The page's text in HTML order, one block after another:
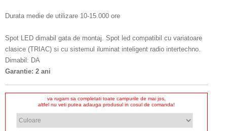
Durata medie de utilizare 10-15.000 ore
Spot LED dimabil gata de montaj. Spot led compatibil cu variatoare
clasice (TRIAC) si cu sistemul iluminat inteligent radio intertechno.
Dimabil: DA
Garantie: 2 ani
va rugam sa completati toate campurile de mai jos,
altfel nu veti putea adauga produsul in cosul de comanda!